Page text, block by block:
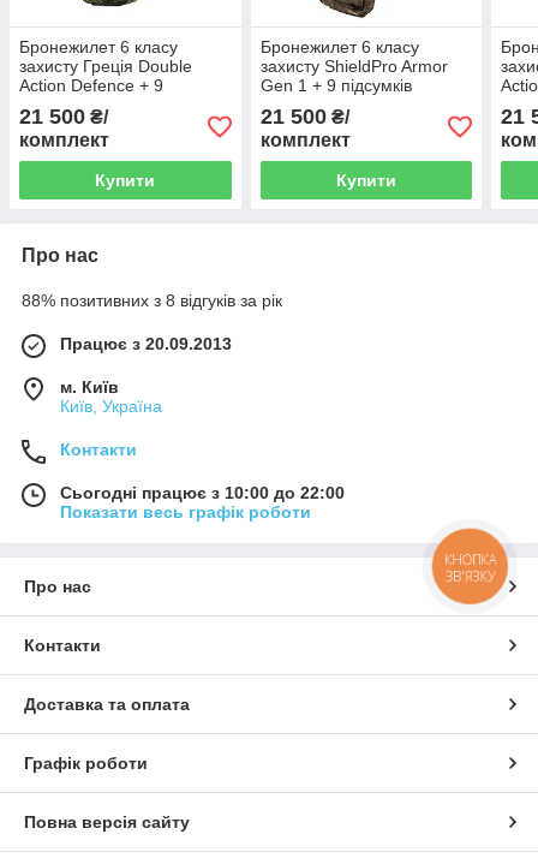
Бронежилет 6 класу
захисту Греція Double
Action Defence + 9
21 500 ₴/
комплект
Купити
Бронежилет 6 класу
захисту ShieldPro Armor
Gen 1 + 9 підсумків
21 500₴/
комплект
Купити
21
Про нас
88% позитивних з 8 відгуків за рік
Працює з 20.09.2013
м. Київ
Київ, Україна
Контакти
Сьогодні працює з 10:00 до 22:00
Показати весь графік роботи
Про нас
Контакти
Доставка та оплата
Графік роботи
Повна версія сайту
КНОПКА
ЗВ'ЯЗКУ